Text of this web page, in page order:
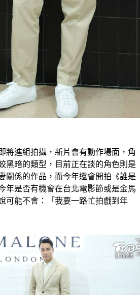
黑暗的類型，目前正在談的角色則是
關係的作品，而今年還會開拍《誰是
年是否有機會在台北電影節或是金馬
可能不會：「我要一路忙拍戲到年